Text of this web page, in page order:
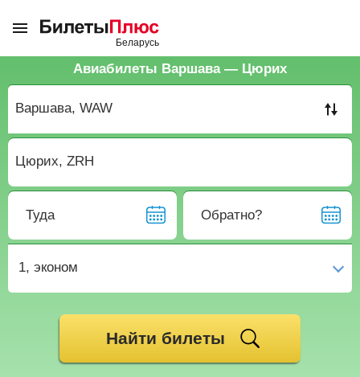
Авиабилеты Варшава — Цюрих
Туда Обратно?
1, эконом
Найти билеты